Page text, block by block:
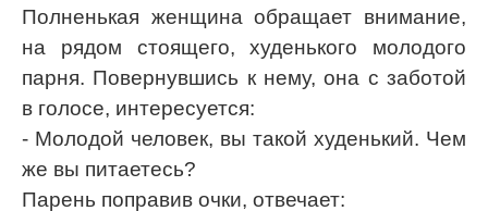
Полненькая женщина обращает внимание,
на рядом стоящего, худенького молодого
парня. Повернувшись к нему, она с заботой
в голосе, интересуется:
- Молодой человек, вы такой худенький. Чем
же вы питаетесь?
Парень поправив очки, отвечает: